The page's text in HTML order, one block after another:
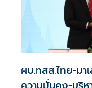
ผบ.ทสส.ไทย-มาเลเ